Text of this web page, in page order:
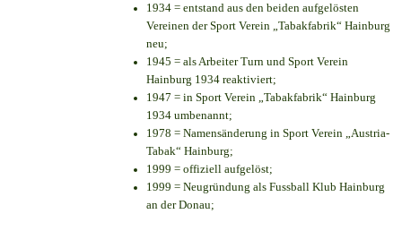
1934 = entstand aus den beiden aufgelösten
Vereinen der Sport Verein „Tabakfabrik“ Hainburg
neu;
1945 = als Arbeiter Turn und Sport Verein
Hainburg 1934 reaktiviert;
1947 = in Sport Verein „Tabakfabrik“ Hainburg
1934 umbenannt;
1978 = Namensänderung in Sport Verein „Austria-
Tabak“ Hainburg;
1999 = offiziell aufgelöst;
1999 = Neugründung als Fussball Klub Hainburg
an der Donau;